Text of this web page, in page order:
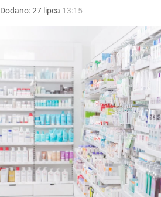
Dodano:27 lipca 13:15